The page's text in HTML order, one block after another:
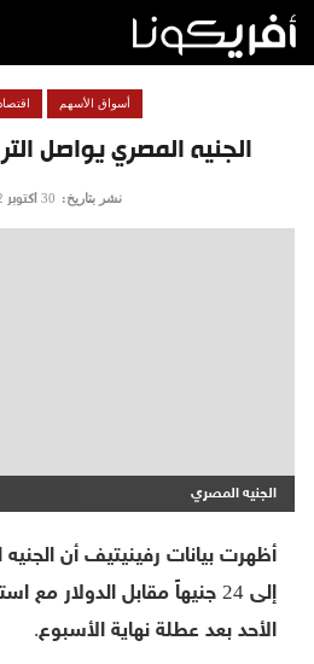
الجنيه المصري يواصل
أسواق الأسهم
نشر بتاريخ: 30 أكتوبر 2022
الجنيه المصري
إلى 24 جنيهاً مقابل الدولار
الأحد بعد عطلة نهاية الأسبوع.